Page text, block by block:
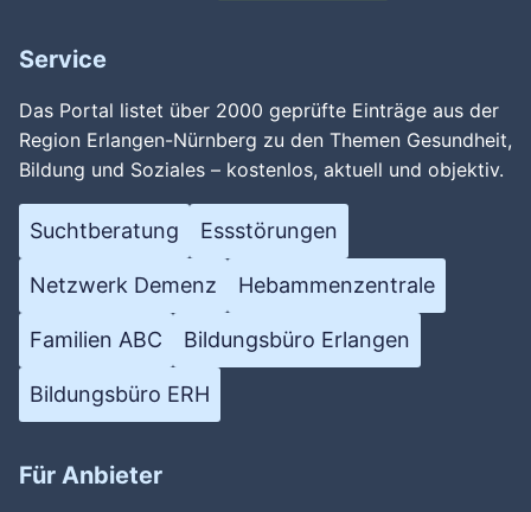
Service
Das Portal listet über 2000 geprüfte Einträge aus der
Region Erlangen-Nürnberg zu den Themen Gesundheit,
Bildung und Soziales – kostenlos, aktuell und objektiv.
Suchtberatung Essstörungen
Netzwerk Demenz Hebammenzentrale
Familien ABC Bildungsbüro Erlangen
Bildungsbüro ERH
Für Anbieter